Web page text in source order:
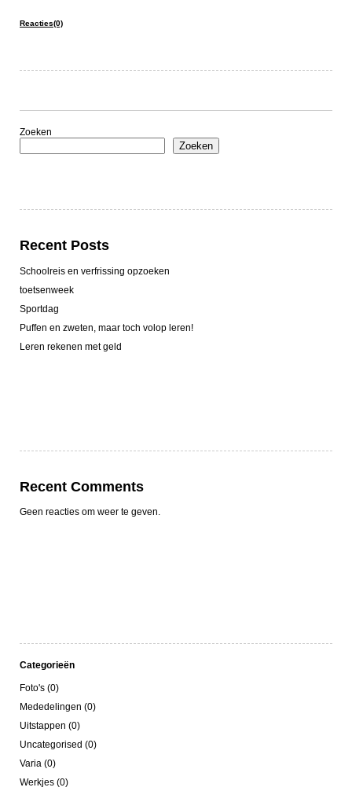
Reacties(0)
Zoeken
Zoeken
Recent Posts
Schoolreis en verfrissing opzoeken
toetsenweek
Sportdag
Puffen en zweten, maar toch volop leren!
Leren rekenen met geld
Recent Comments
Geen reacties om weer te geven.
Categorieën
Foto's (0)
Mededelingen (0)
Uitstappen (0)
Uncategorised (0)
Varia (0)
Werkjes (0)